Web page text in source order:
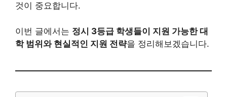
것이 중요합니다.
이번 글에서는 정시 3등급 학생들이 지원 가능한 대
학 범위와 현실적인 지원 전략을 정리해보겠습니다.